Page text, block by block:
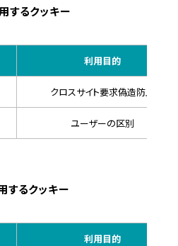
るクッキー
利用目的
クロスサイト要求偽造防止
ユーザーの区別
るクッキー
利用目的